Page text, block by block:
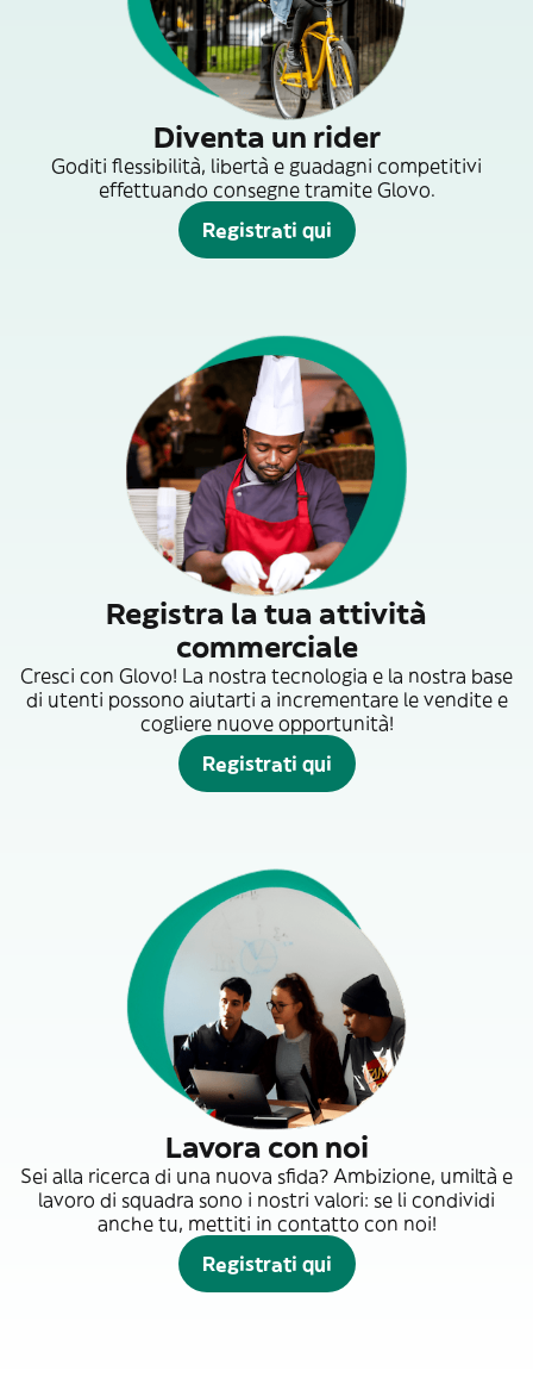
Diventa un rider
Goditi flessibilità, libertà e guadagni competitivi
effettuando consegne tramite Glovo.
Registrati qui
Registra la tua attività
commerciale
Cresci con Glovo! La nostra tecnologia e la nostra base
di utenti possono aiutarti a incrementare le vendite e
cogliere nuove opportunità!
Registrati qui
Lavora con noi
Sei alla ricerca di una nuova sfida? Ambizione, umiltà e
lavoro di squadra sono i nostri valori: se li condividi
anche tu, mettiti in contatto con noi!
Registrati qui